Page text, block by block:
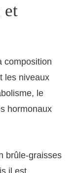
et
composition
les niveaux
le
hormonaux
brûle-graisses
il est